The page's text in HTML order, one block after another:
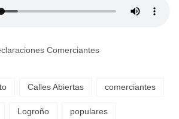
Comerciantes
Calles Abiertas comerciantes
Logroño populares